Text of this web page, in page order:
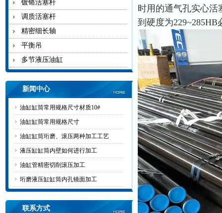
镀铬活塞杆
调质活塞杆
精密细长轴
平衡吊
多节液压油缸
新闻中心
油缸缸筒常用规格尺寸材质10#
油缸缸筒常用规格尺寸
油缸缸筒珩磨、滚压两种加工工艺
液压缸缸筒内壁如何进行加工
油缸管精密切削滚压加工
珩磨液压缸缸筒内孔镜面加工
联系方式
时用的通气孔实心活
到硬度为